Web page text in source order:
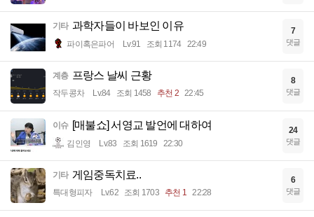
기타 과학자들이 바보인 이유
파이혹은파어 Lv.91 조회 1174 22:49
7
댓글
계층 프랑스 날씨 근황
작두콩차 Lv.84 조회 1458 추천 2 22:45
8
댓글
이슈 [매불쇼] 서영교 발언에 대하여
김인영 Lv.83 조회 1619 22:30
24
댓글
기타 게임중독치료..
특대형피자 Lv.62 조회 1703 추천 1 22:28
6
댓글